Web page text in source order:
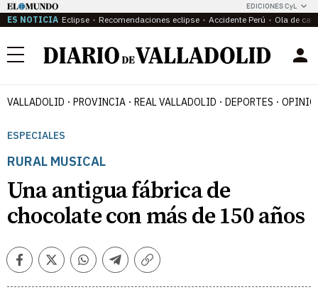
EDICIONES CyL
ES NOTICIA Eclipse Recomendaciones eclipse Accidente Perú Ola de
Menú
VALLADOLID PROVINCIA REAL VALLADOLID DEPORTES
ESPECIALES
RURAL MUSICAL
Una antigua fábrica de
chocolate con más de 150 años
FacebookTwitterWhatsappTelegramCopiar